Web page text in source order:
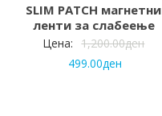
SLIM PATCH магнетни
ленти за слабеење
Цена: 1,200.00ден
499.00ден